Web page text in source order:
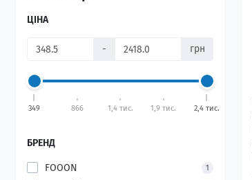
Протигельмінтні засоби
Шкідливі звички
Товари для мам
Бандажі та ортопедичні вироби
Засоби по догляду за хворими
Контрацепція та лубриканти
Медична техніка
Інтимна гігієна
Гігієна вух
Засоби для догляду за лінзами
Особиста гігієна
харчування
Ароматерапія
ЦІНА
- грн
349 866 1,4 тис. 1,9 тис. 2,4 тис.
БРЕНД
FOOON 1